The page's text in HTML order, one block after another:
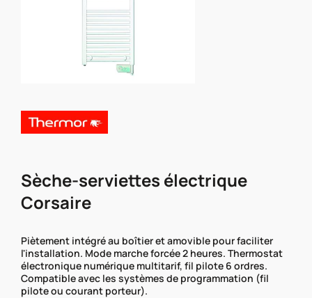
Sèche-serviettes électrique
Corsaire
Piètement intégré au boîtier et amovible pour faciliter
l'installation. Mode marche forcée 2 heures. Thermostat
électronique numérique multitarif, fil pilote 6 ordres.
Compatible avec les systèmes de programmation (fil
pilote ou courant porteur).